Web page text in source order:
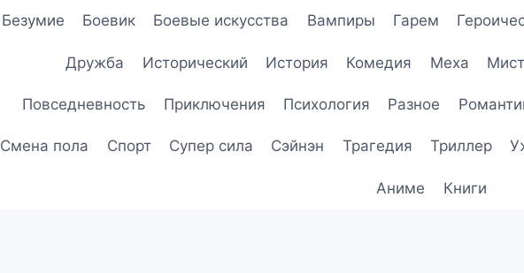
Безумие Боевик Боевые искусства Вампиры Гарем
Дружба Исторический История Комедия Меха
Повседневность Приключения Психология Разное
Смена пола Спорт Супер сила Сэйнэн Трагедия Триллер
Аниме Книги